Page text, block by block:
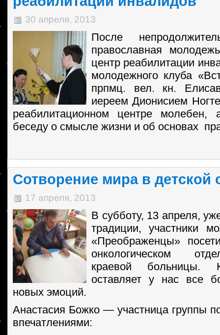
30 апреля, 2013
После
православная
центр реабилитации
молодежного клуба
прпмц. вел. кн.
иереем Дионисием
реабилитационном центре молебен,
беседу о смысле жизни и об основах
Сотворение мира в детской
17 апреля, 2013
В субботу, 13 апреля,
традиции, участники
«Преображенцы»
онкологическом
краевой больницы.
оставляет у нас все
новых эмоций.
Анастасия Божко — участница группы
впечатлениями: